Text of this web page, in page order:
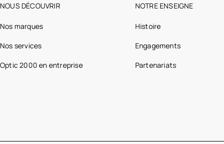
NOUS DÉCOUVRIR
Nos marques
Nos services
Optic 2000 en entreprise
NOTRE ENSEIGNE
Histoire
Engagements
Partenariats